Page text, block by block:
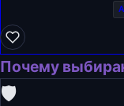
Почему
🛡️